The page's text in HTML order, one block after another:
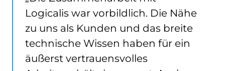
Logicalis war vorbildlich. Die Nähe
zu uns als Kunden und das breite
technische Wissen haben für ein
äußerst vertrauensvolles